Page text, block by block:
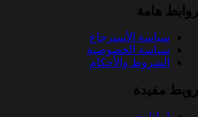
روابط هامة
سياسة الأسترجاع
سياسة الخصوصية
الشروط والأحكام
روبط مفيدة